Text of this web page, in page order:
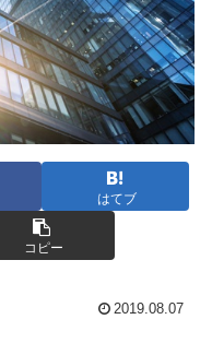
はてブ
コピー
2019.08.07